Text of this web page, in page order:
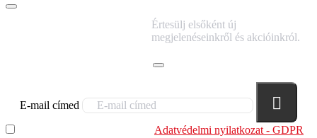
Értesülj elsőként új
megjelenéseinkről és akcióinkról.
E-mail címed
Adatvédelmi nyilatkozat - GDPR